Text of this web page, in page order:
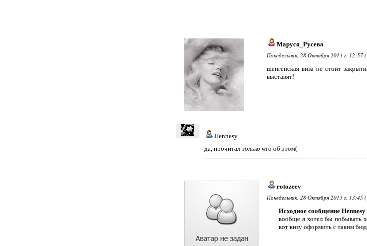
Маруся_Русева
Понедельник, 28 Октября 2013 г. 12:57 (
шенгенская виза не стоит
выставят!
Hennesy
да, прочитал только что об этом(
rotozeev
Понедельник, 28 Октября 2013 г. 13:45 (
Исходное сообщение Hennesy
вообще я хотел бы побывать
вот визу оформить с таким